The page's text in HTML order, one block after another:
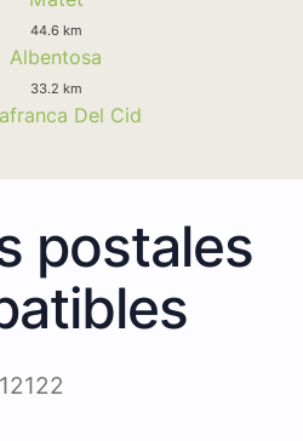
44.6 km
Albentosa
33.2 km
Del Cid
postales
12122